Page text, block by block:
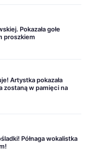
Pokazała gołe
proszkiem
Artystka pokazała
zostaną w pamięci na
Półnaga wokalistka